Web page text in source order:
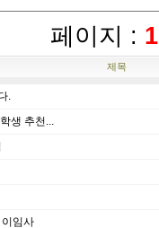
페이지 :
제목
.
생 추천...
임사